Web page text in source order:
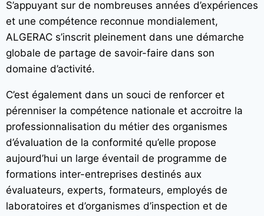
S’appuyant sur de nombreuses années d’expériences
et une compétence reconnue mondialement,
ALGERAC s’inscrit pleinement dans une démarche
globale de partage de savoir-faire dans son
domaine d’activité.
C’est également dans un souci de renforcer et
pérenniser la compétence nationale et accroitre la
professionnalisation du métier des organismes
d’évaluation de la conformité qu’elle propose
aujourd’hui un large éventail de programme de
formations inter-entreprises destinés aux
évaluateurs, experts, formateurs, employés de
laboratoires et d’organismes d’inspection et de